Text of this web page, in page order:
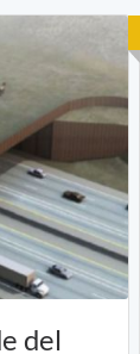
del